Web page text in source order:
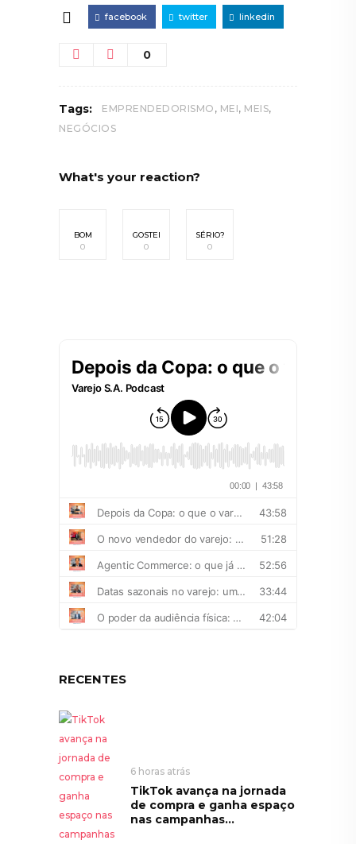
facebook twitter linkedin
0
Tags: EMPRENDEDORISMO , MEI, MEIS,
NEGÓCIOS
What's your reaction?
BOM
0
GOSTEI
0
SÉRIO?
0
RECENTES
6 horas atrás
TikTok avança na jornada
de compra e ganha espaço
nas campanhas...